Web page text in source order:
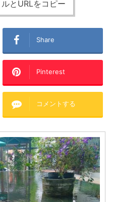
とURLをコピー
Share
Pinterest
コメントする